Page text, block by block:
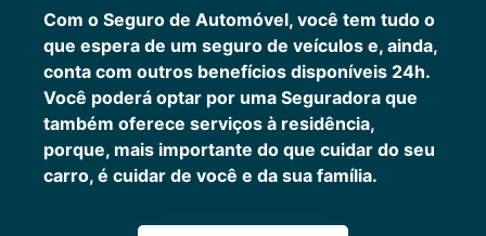
Com o Seguro de Automóvel, você tem tudo o
que espera de um seguro de veículos e, ainda,
conta com outros benefícios disponíveis 24h.
Você poderá optar por uma Seguradora que
também oferece serviços à residência,
porque, mais importante do que cuidar do seu
carro, é cuidar de você e da sua família.